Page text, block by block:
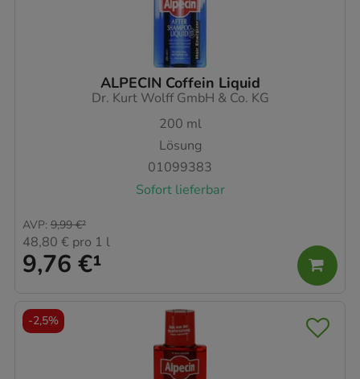
ALPECIN Coffein Liquid
Dr. Kurt Wolff GmbH & Co. KG
200 ml
Lösung
01099383
Sofort lieferbar
9,76 €¹
AVP: 9,99 €²
48,80 € pro 1 l
-2,5%